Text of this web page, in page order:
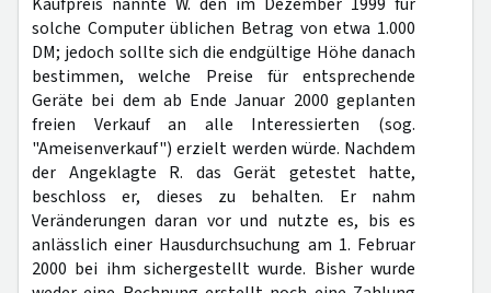
solche Computer üblichen Betrag von etwa 1.000
DM; jedoch sollte sich die endgültige Höhe danach
bestimmen, welche Preise für entsprechende
Geräte bei dem ab Ende Januar 2000 geplanten
freien Verkauf an alle Interessierten (sog.
"Ameisenverkauf") erzielt werden würde. Nachdem
der Angeklagte R. das Gerät getestet hatte,
beschloss er, dieses zu behalten. Er nahm
Veränderungen daran vor und nutzte es, bis es
anlässlich einer Hausdurchsuchung am 1. Februar
2000 bei ihm sichergestellt wurde. Bisher wurde